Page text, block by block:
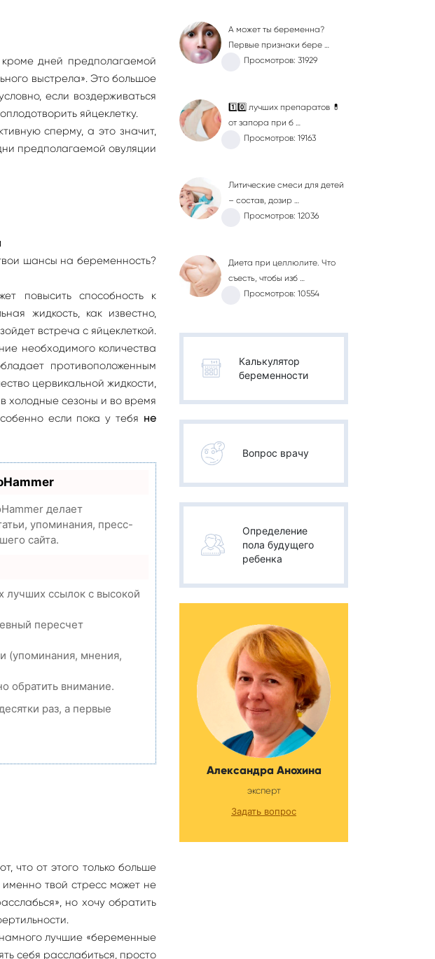
дней предполагаемой
выстрела». Это большое
если воздерживаться
яйцеклетку.
сперму, а это значит,
предполагаемой овуляции
шансы на беременность?
повысить способность к
жидкость, как известно,
встреча с яйцеклеткой.
необходимого количества
противоположенным
цервикальной жидкости,
холодные сезоны и во время
если пока у тебя не
делает
упоминания, пресс-
сайта.
лучших ссылок с высокой
пересчет
(упоминания, мнения,
обратить внимание.
раз, а первые
что от этого только больше
твой стресс может не
но хочу обратить
лучшие «беременные
себя расслабиться, просто
А может ты беременна?
Первые признаки бере …
Просмотров: 31929
1️⃣0️⃣ лучших препаратов 💊
от запора при б …
Просмотров: 19163
Литические смеси для детей
– состав, дозир …
Просмотров: 12036
Диета при целлюлите. Что
съесть, чтобы изб …
Просмотров: 10554
Калькулятор
беременности
Вопрос врачу
Определение
пола будущего
ребенка
Александра Анохина
эксперт
Задать вопрос